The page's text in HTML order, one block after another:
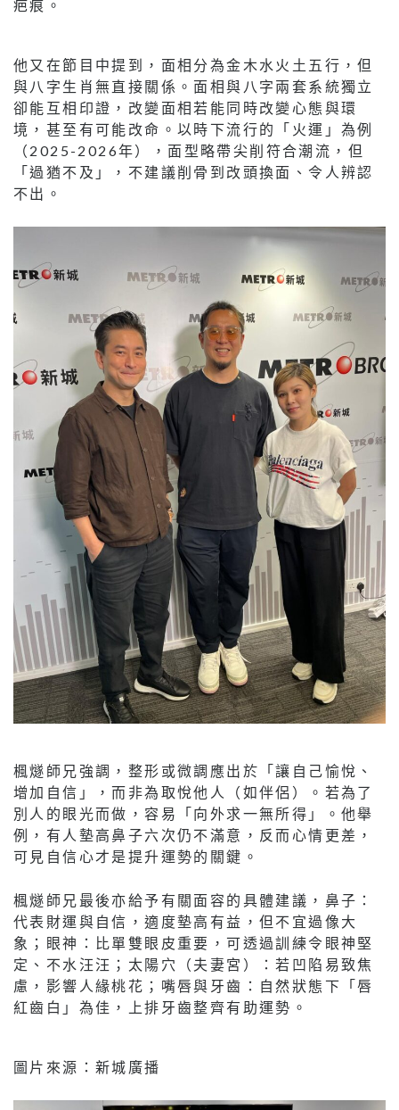
疤痕。
他又在節目中提到，面相分為金木水火土五行，但
與八字生肖無直接關係。面相與八字兩套系統獨立
卻能互相印證，改變面相若能同時改變心態與環
境，甚至有可能改命。以時下流行的「火運」為例
（2025-2026年），面型略帶尖削符合潮流，但
「過猶不及」，不建議削骨到改頭換面、令人辨認
不出。
楓燧師兄強調，整形或微調應出於「讓自己愉悅、
增加自信」，而非為取悅他人（如伴侶）。若為了
別人的眼光而做，容易「向外求一無所得」。他舉
例，有人墊高鼻子六次仍不滿意，反而心情更差，
可見自信心才是提升運勢的關鍵。
楓燧師兄最後亦給予有關面容的具體建議，鼻子：
代表財運與自信，適度墊高有益，但不宜過像大
象；眼神：比單雙眼皮重要，可透過訓練令眼神堅
定、不水汪汪；太陽穴（夫妻宮）：若凹陷易致焦
慮，影響人緣桃花；嘴唇與牙齒：自然狀態下「唇
紅齒白」為佳，上排牙齒整齊有助運勢。
圖片來源：新城廣播